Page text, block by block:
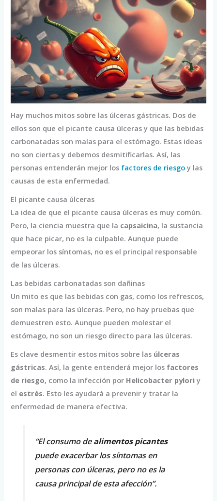
Hay muchos mitos sobre las úlceras gástricas. Dos de
ellos son que el picante causa úlceras y que las bebidas
carbonatadas son malas para el estómago. Estas ideas
no son ciertas y debemos desmitificarlas. Así, las
personas entenderán mejor los factores de riesgo y las
causas de esta enfermedad.
El picante causa úlceras
La idea de que el picante causa úlceras es muy común.
Pero, la ciencia muestra que la capsaicina, la sustancia
que hace picar, no es la culpable. Aunque puede
empeorar los síntomas, no es el principal responsable
de las úlceras.
Las bebidas carbonatadas son dañinas
Un mito es que las bebidas con gas, como los refrescos,
son malas para las úlceras. Pero, no hay pruebas que
demuestren esto. Aunque pueden molestar el
estómago, no son un riesgo directo para las úlceras.
Es clave desmentir estos mitos sobre las úlceras
gástricas. Así, la gente entenderá mejor los factores
de riesgo, como la infección por Helicobacter pylori y
el estrés. Esto les ayudará a prevenir y tratar la
enfermedad de manera efectiva.
“El consumo dealimentos picantes
puede exacerbar los síntomas en
personas con úlceras, pero no es la
causa principal de esta afección”.